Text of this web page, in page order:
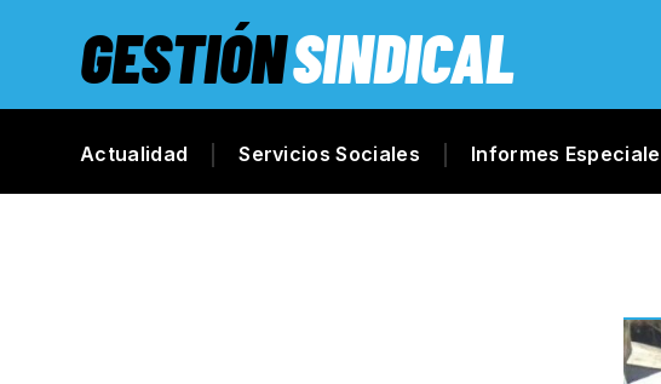
GESTIÓNSINDICAL
Actualidad Servicios Sociales Informes